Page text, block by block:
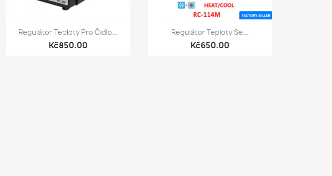
Quick view
Regulátor Teploty Pro Čidlo...
Kč850.00
Quick view
Regulátor Teploty Se...
Kč650.00